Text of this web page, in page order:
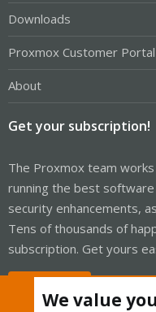
Downloads
Proxmox Customer Portal
About
Get your subscription!
The Proxmox team
running the best
security enhancements,
Tens of thousands of
subscription. Get yours
We value